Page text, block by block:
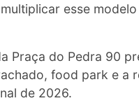
esse
Praça do Pedra 90
food park e a
de 2026.